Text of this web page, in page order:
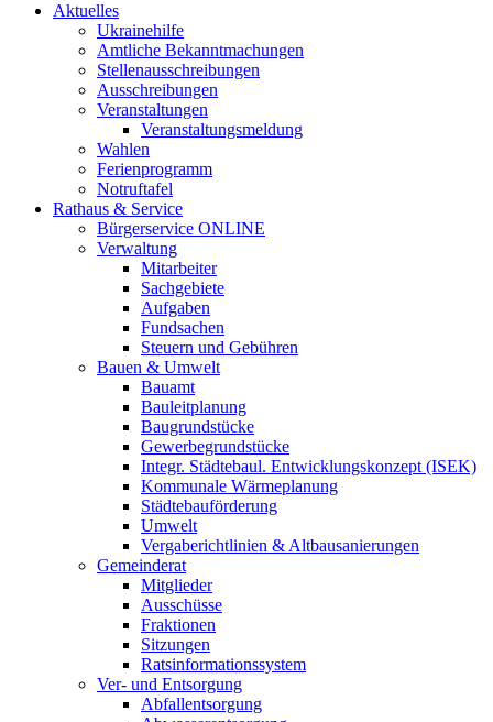
Aktuelles
Ukrainehilfe
Amtliche Bekanntmachungen
Stellenausschreibungen
Ausschreibungen
Veranstaltungen
Veranstaltungsmeldung
Wahlen
Ferienprogramm
Notruftafel
Rathaus & Service
Bürgerservice ONLINE
Verwaltung
Mitarbeiter
Sachgebiete
Aufgaben
Fundsachen
Steuern und Gebühren
Bauen & Umwelt
Bauamt
Bauleitplanung
Baugrundstücke
Gewerbegrundstücke
Integr. Städtebaul. Entwicklungskonzept (ISEK)
Kommunale Wärmeplanung
Städtebauförderung
Umwelt
Vergaberichtlinien & Altbausanierungen
Gemeinderat
Mitglieder
Ausschüsse
Fraktionen
Sitzungen
Ratsinformationssystem
Ver- und Entsorgung
Abfallentsorgung